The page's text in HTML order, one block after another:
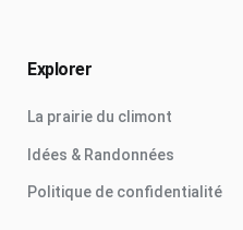
Explorer
La prairie du climont
Idées & Randonnées
Politique de confidentialité